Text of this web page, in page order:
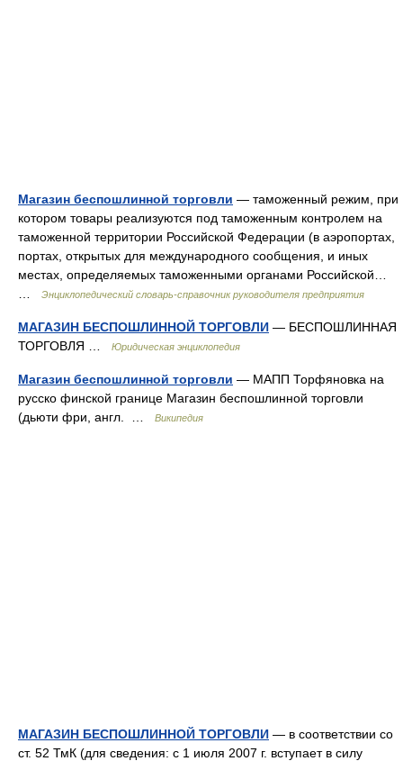
Магазин беспошлинной торговли — таможенный режим, при
котором товары реализуются под таможенным контролем на
таможенной территории Российской Федерации (в аэропортах,
портах, открытых для международного сообщения, и иных
местах, определяемых таможенными органами Российской…
Энциклопедический словарь-справочник руководителя предприятия
МАГАЗИН БЕСПОШЛИННОЙ ТОРГОВЛИ — БЕСПОШЛИННАЯ
ТОРГОВЛЯ …
Юридическая энциклопедия
Магазин беспошлинной торговли — МАПП Торфяновка на
русско финской границе Магазин беспошлинной торговли
(дьюти фри, англ. …
Википедия
МАГАЗИН БЕСПОШЛИННОЙ ТОРГОВЛИ — в соответствии со
ст. 52 ТмК (для сведения: с 1 июля 2007 г. вступает в силу